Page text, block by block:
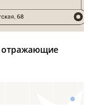
отражающие